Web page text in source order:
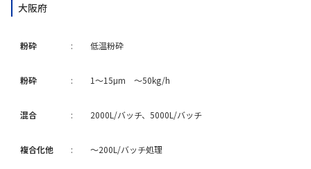
大阪府
粉砕 : 低温粉砕
粉砕 : 1～15μm ～50kg/h
混合 : 2000L/バッチ、5000L/バッチ
複合化他 : ～200L/バッチ処理